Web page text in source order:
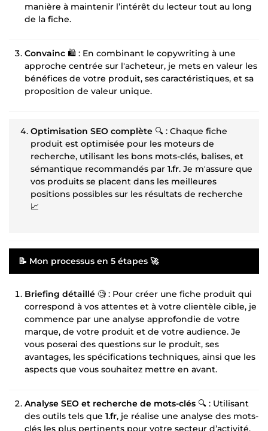
manière à maintenir l’intérêt du lecteur tout au long
de la fiche.
Convainc 🛍️ : En combinant le copywriting à une
approche centrée sur l'acheteur, je mets en valeur les
bénéfices de votre produit, ses caractéristiques, et sa
proposition de valeur unique.
Optimisation SEO complète 🔍 : Chaque fiche
produit est optimisée pour les moteurs de
recherche, utilisant les bons mots-clés, balises, et
sémantique recommandés par 1.fr. Je m'assure que
vos produits se placent dans les meilleures
positions possibles sur les résultats de recherche
📈
📝 Mon processus en 5 étapes 🚀
Briefing détaillé 🧐 : Pour créer une fiche produit qui
correspond à vos attentes et à votre clientèle cible, je
commence par une analyse approfondie de votre
marque, de votre produit et de votre audience. Je
vous poserai des questions sur le produit, ses
avantages, les spécifications techniques, ainsi que les
aspects que vous souhaitez mettre en avant.
Analyse SEO et recherche de mots-clés 🔍 : Utilisant
des outils tels que 1.fr, je réalise une analyse des mots-
clés les plus pertinents pour votre secteur d’activité.